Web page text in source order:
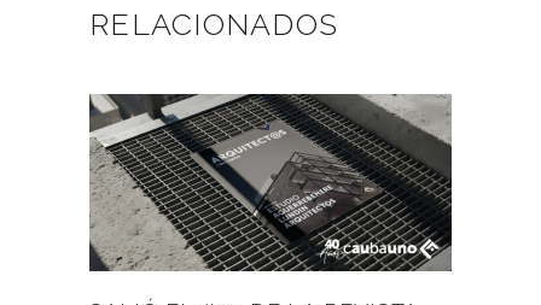
RELACIONADOS